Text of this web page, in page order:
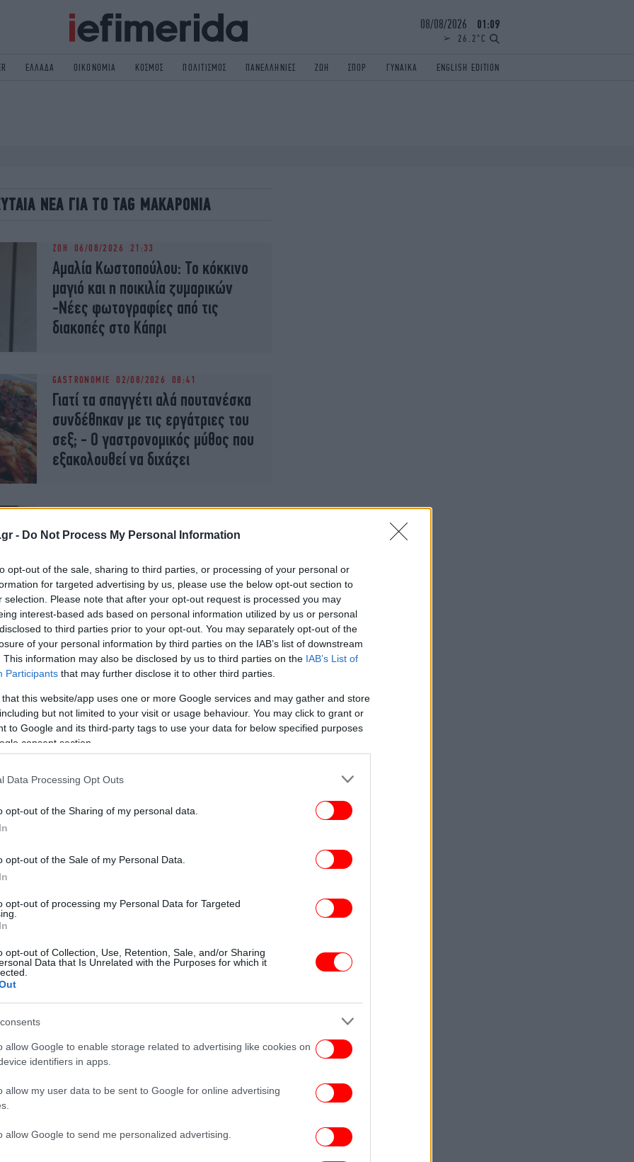
- Do Not Process My Personal Information
opt-out of the sale, sharing to third parties, or processing of your personal or
for targeted advertising by us, please use the below opt-out section to
selection. Please note that after your opt-out request is processed you may
interest-based ads based on personal information utilized by us or personal
to third parties prior to your opt-out. You may separately opt-out of the
of your personal information by third parties on the IAB’s list of downstream
This information may also be disclosed by us to third parties on the IAB’s List of
Participants that may further disclose it to other third parties.
that this website/app uses one or more Google services and may gather and store
but not limited to your visit or usage behaviour. You may click to grant or
to Google and its third-party tags to use your data for below specified purposes
consent section.
Data Processing Opt Outs
opt-out of the Sharing of my personal data.
opt-out of the Sale of my Personal Data.
opt-out of processing my Personal Data for Targeted
opt-out of Collection, Use, Retention, Sale, and/or Sharing
Data that Is Unrelated with the Purposes for which it
allow Google to enable storage related to advertising like cookies on
identifiers in apps.
allow my user data to be sent to Google for online advertising
allow Google to send me personalized advertising.
08/08/2026 01:09
26.2°C
ΕΛΛΑΔΑ ΟΙΚΟΝΟΜΙΑ ΚΟΣΜΟΣ ΠΟΛΙΤΙΣΜΟΣ ΠΑΝΕΛΛΗΝΙΕΣ ΖΩΗ ΣΠΟΡ ΓΥΝΑΙΚΑ ENGLISH EDITION
PODCAST
ΝΕΑ ΓΙΑ ΤΟ TAG ΜΑΚΑΡΟΝΙΑ
ΖΩΗ 06/08/2026 21:33
Αμαλία Κωστοπούλου: Το κόκκινο
μαγιό και η ποικιλία ζυμαρικών
-Νέες φωτογραφίες από τις
διακοπές στο Κάπρι
GASTRONOMIE 02/08/2026 08:41
Γιατί τα σπαγγέτι αλά πουτανέσκα
συνδέθηκαν με τις εργάτριες του
σεξ; - Ο γαστρονομικός μύθος που
εξακολουθεί να διχάζει
GASTRONOMIE 17/07/2026 18:40
Σεφ με αστέρι Μισελέν: Για να
με κιμά προσθέστε στο τέλος τρία
χτυπημένα αυγά
GASTRONOMIE 30/06/2026 10:20
Μέθοδος Αργής Ξήρανσης
ΜΑΚΒΕΛ: Πώς μια διαφορετική
φιλοσοφία παραγωγής προσφέρει
μια αναβαθμισμένη εμπειρία
γεύσης
Το συχνό λάθος που κάνετε όταν
τη Γωγώ Δελογιάννη -Ο σωστός
Ξεχάστε την κατσαρόλα: Ο πιο
γρήγορος και εύκολος
μαγειρέψετε ζυμαρικά
GASTRONOMIE
έχουν πολύ καλύτερη γεύση στα
υπόλοιπο κόσμο